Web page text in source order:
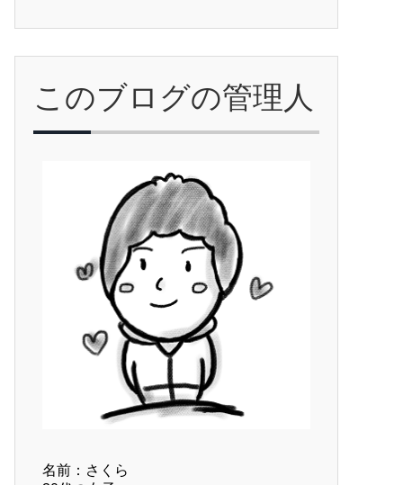
このブログの管理人
名前：さくら